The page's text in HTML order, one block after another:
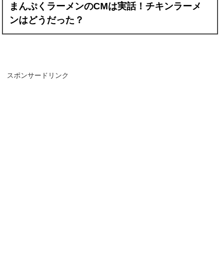
まんぷくラーメンのCMは実話！チキンラーメ
ンはどうだった？
スポンサードリンク